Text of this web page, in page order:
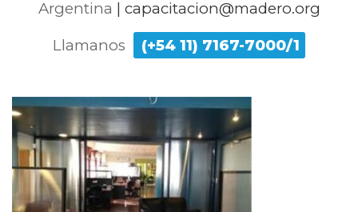
Argentina | capacitacion@madero.org
Llamanos
(+54 11) 7167-7000/1